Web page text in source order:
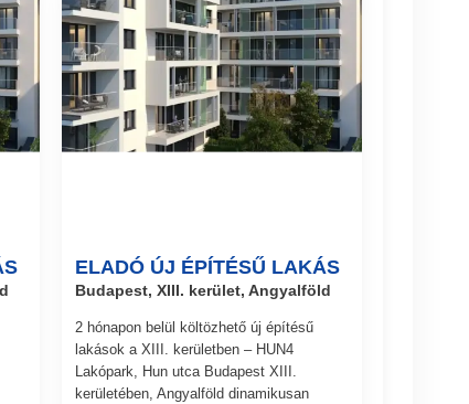
ELADÓ ÚJ ÉPÍTÉSŰ LAKÁS
Budapest, XIII. kerület, Angyalföld
2 hónapon belül költözhető új építésű
lakások a XIII. kerületben – HUN4
Lakópark, Hun utca Budapest XIII.
kerületében, Angyalföld dinamikusan